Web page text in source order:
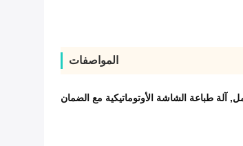
المواصفات
, آلة طباعة الشاشة الأوتوماتيكية مع الضمان